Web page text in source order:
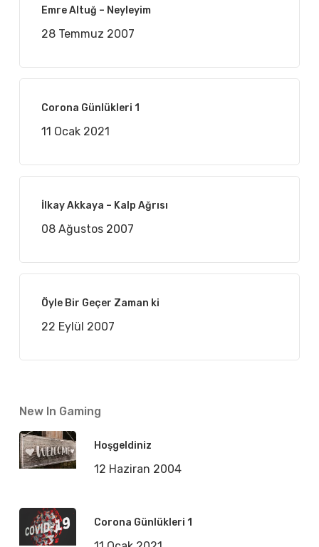
Emre Altuğ – Neyleyim
28 Temmuz 2007
Corona Günlükleri 1
11 Ocak 2021
İlkay Akkaya – Kalp Ağrısı
08 Ağustos 2007
Öyle Bir Geçer Zaman ki
22 Eylül 2007
New In Gaming
Hoşgeldiniz
12 Haziran 2004
Corona Günlükleri 1